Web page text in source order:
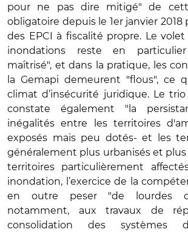
pour ne pas dire mitigé" de
obligatoire depuis le 1er janvier
des EPCI à fiscalité propre. Le
inondations reste en
maîtrisé", et dans la pratique, les
la Gemapi demeurent "flous", ce
climat d’insécurité juridique. Le
constate également "la
inégalités entre les territoires
exposés mais peu dotés- et les
généralement plus urbanisés et plus
territoires particulièrement
inondation, l’exercice de la
en outre peser "de lourdes
notamment, aux travaux de
consolidation des systèmes